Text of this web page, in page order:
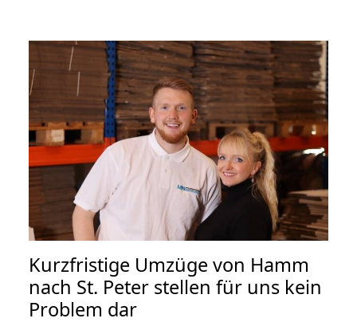
Kurzfristige Umzüge von Hamm
nach St. Peter stellen für uns kein
Problem dar